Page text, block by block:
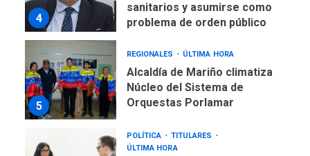
4
sanitarios y asumirse como
problema de orden público
5
REGIONALES ÚLTIMA HORA
Alcaldía de Mariño climatiza
Núcleo del Sistema de
Orquestas Porlamar
POLÍTICA
TITULARES
ÚLTIMA HORA